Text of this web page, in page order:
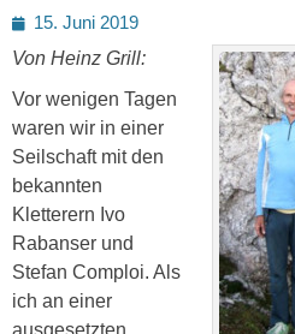
Posted
on
15. Juni 2019
Von Heinz Grill:
Vor wenigen Tagen
waren wir in einer
Seilschaft mit den
bekannten
Kletterern Ivo
Rabanser und
Stefan Comploi. Als
ich an einer
ausgesetzten